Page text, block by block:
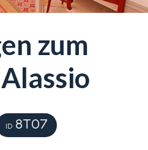
zum
ID 8T07